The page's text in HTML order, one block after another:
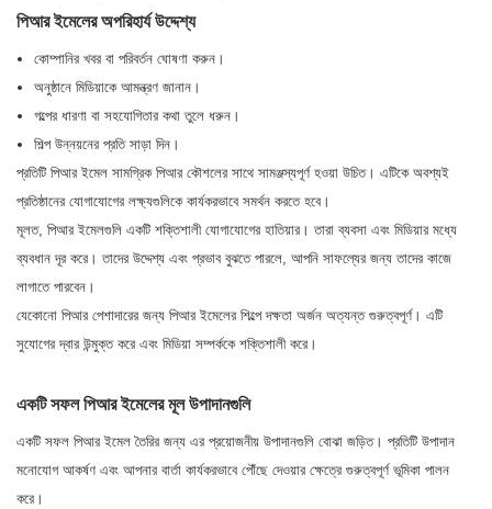
পিআর ইমেলের অপরিহার্য উদ্দেশ্য
কোম্পানির খবর বা পরিবর্তন ঘোষণা করুন।
অনুষ্ঠানে মিডিয়াকে আমন্ত্রণ জানান।
গল্পের ধারণা বা সহযোগিতার কথা তুলে ধরুন।
শিল্প উন্নয়নের প্রতি সাড়া দিন।
প্রতিটি পিআর ইমেল সামগ্রিক পিআর কৌশলের সাথে সামঞ্জস্যপূর্ণ হওয়া উচিত। এটিকে অবশ্যই
প্রতিষ্ঠানের যোগাযোগের লক্ষ্যগুলিকে কার্যকরভাবে সমর্থন করতে হবে।
মূলত, পিআর ইমেলগুলি একটি শক্তিশালী যোগাযোগের হাতিয়ার। তারা ব্যবসা এবং মিডিয়ার মধ্যে
ব্যবধান দূর করে। তাদের উদ্দেশ্য এবং প্রভাব বুঝতে পারলে, আপনি সাফল্যের জন্য তাদের কাজে
লাগাতে পারবেন।
যেকোনো পিআর পেশাদারের জন্য পিআর ইমেলের শিল্পে দক্ষতা অর্জন অত্যন্ত গুরুত্বপূর্ণ। এটি
সুযোগের দ্বার উন্মুক্ত করে এবং মিডিয়া সম্পর্ককে শক্তিশালী করে।
একটি সফল পিআর ইমেলের মূল উপাদানগুলি
একটি সফল পিআর ইমেল তৈরির জন্য এর প্রয়োজনীয় উপাদানগুলি বোঝা জড়িত। প্রতিটি উপাদান
মনোযোগ আকর্ষণ এবং আপনার বার্তা কার্যকরভাবে পৌঁছে দেওয়ার ক্ষেত্রে গুরুত্বপূর্ণ ভূমিকা পালন
করে।